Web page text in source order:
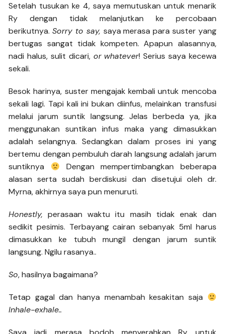
Setelah tusukan ke 4, saya memutuskan untuk menarik
Ry dengan tidak melanjutkan ke percobaan
berikutnya.Sorry to say, saya merasa para suster yang
bertugas sangat tidak kompeten. Apapun alasannya,
nadi halus, sulit dicari, or whatever! Serius saya kecewa
sekali.
Besok harinya, suster mengajak kembali untuk mencoba
sekali lagi. Tapi kali ini bukan diinfus, melainkan transfusi
melalui jarum suntik langsung. Jelas berbeda ya, jika
menggunakan suntikan infus maka yang dimasukkan
adalah selangnya. Sedangkan dalam proses ini yang
bertemu dengan pembuluh darah langsung adalah jarum
suntiknya
Dengan mempertimbangkan beberapa
alasan serta sudah berdiskusi dan disetujui oleh dr.
Myrna, akhirnya saya pun menuruti.
Honestly, perasaan waktu itu masih tidak enak dan
sedikit pesimis. Terbayang cairan sebanyak 5ml harus
dimasukkan ke tubuh mungil dengan jarum suntik
langsung. Ngilu rasanya..
So, hasilnya bagaimana?
Tetap gagal dan hanya menambah kesakitan saja
Inhale-exhale..